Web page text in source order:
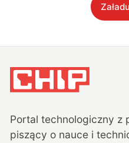
Portal technologiczny z
piszący o nauce i